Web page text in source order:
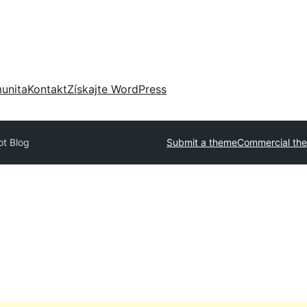
KontaktZískajte WordPress
Blog Submit a themeCommercial